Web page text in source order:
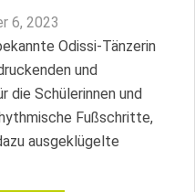
6, 2023
Odissi-Tänzerin
und
die Schülerinnen und
Fußschritte,
ausgeklügelte